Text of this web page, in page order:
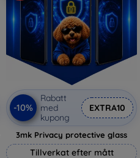
-10%
Rabatt
med
kupong
EXTRA10
3mk Privacy protective glass
Tillverkat efter mått